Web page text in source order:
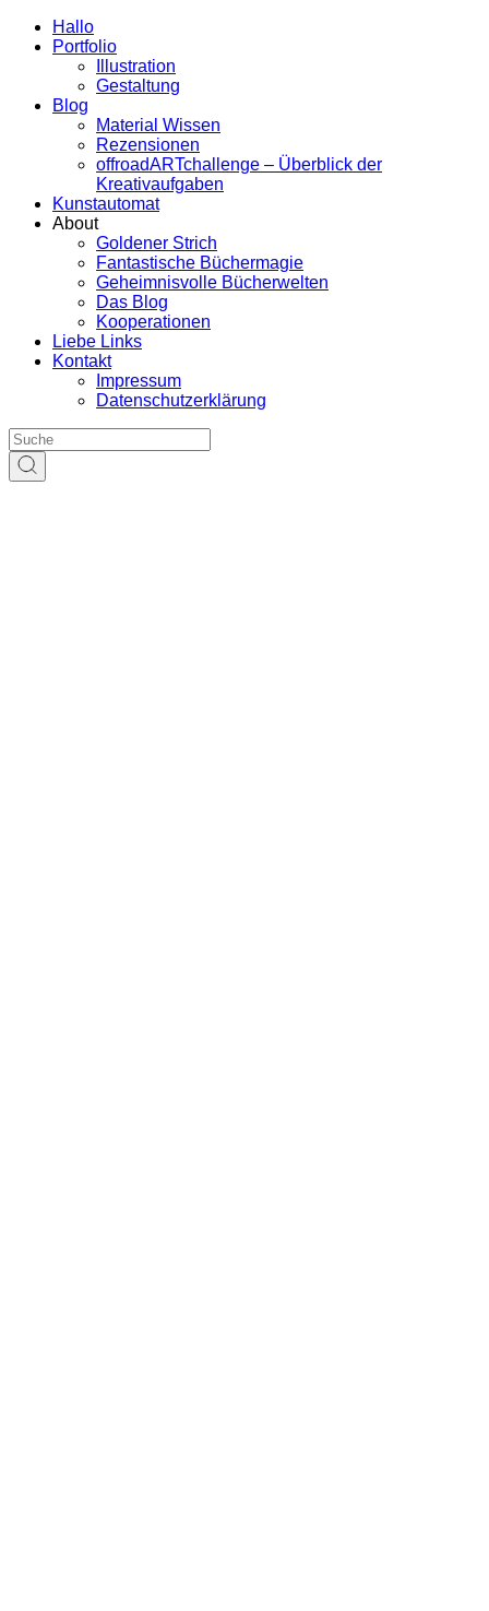
Hallo
Portfolio
Illustration
Gestaltung
Blog
Material Wissen
Rezensionen
offroadARTchallenge – Überblick der
Kreativaufgaben
Kunstautomat
About
Goldener Strich
Fantastische Büchermagie
Geheimnisvolle Bücherwelten
Das Blog
Kooperationen
Liebe Links
Kontakt
Impressum
Datenschutzerklärung